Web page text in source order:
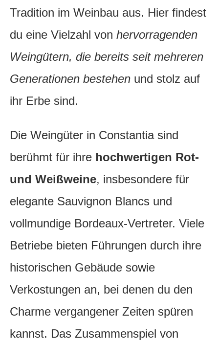
Tradition im Weinbau aus. Hier findest
du eine Vielzahl von hervorragenden
Weingütern, die bereits seit mehreren
Generationen bestehen und stolz auf
ihr Erbe sind.
Die Weingüter in Constantia sind
berühmt für ihre hochwertigen Rot-
und Weißweine, insbesondere für
elegante Sauvignon Blancs und
vollmundige Bordeaux-Vertreter. Viele
Betriebe bieten Führungen durch ihre
historischen Gebäude sowie
Verkostungen an, bei denen du den
Charme vergangener Zeiten spüren
kannst. Das Zusammenspiel von